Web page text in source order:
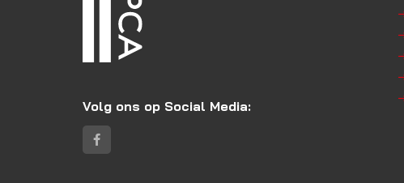
Volg ons op Social Media: